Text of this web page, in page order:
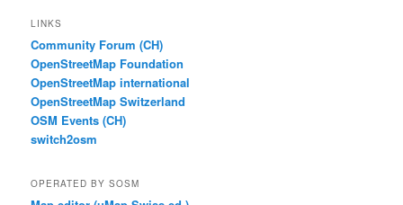
LINKS
Community Forum (CH)
OpenStreetMap Foundation
OpenStreetMap international
OpenStreetMap Switzerland
OSM Events (CH)
switch2osm
OPERATED BY SOSM